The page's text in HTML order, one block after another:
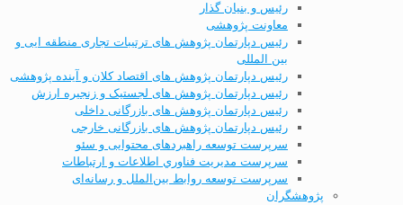
رئیس و بنیان گذار
معاونت پژوهشی
رئیس دپارتمان پژوهش های ترتیبات تجاری منطقه ایی و
بین المللی
رئیس دپارتمان پژوهش های اقتصاد کلان و آینده پژوهشی
رئیس دپارتمان پژوهش های لجستیک و زنجیره ارزش
رئیس دپارتمان پژوهش های بازرگانی داخلی
رئیس دپارتمان پژوهش های بازرگانی خارجی
سرپرست توسعه راهبردهای محتوایی و سئو
سرپرست مديریت فناوري اطلاعات و ارتباطات
سرپرست توسعه روابط بین‌الملل و رسانه‌ای
پژوهشگران